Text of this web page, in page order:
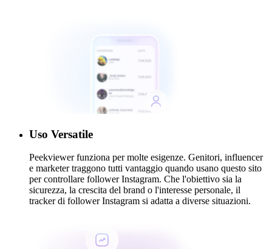
Uso Versatile
Peekviewer funziona per molte esigenze. Genitori, influencer
e marketer traggono tutti vantaggio quando usano questo sito
per controllare follower Instagram. Che l'obiettivo sia la
sicurezza, la crescita del brand o l'interesse personale, il
tracker di follower Instagram si adatta a diverse situazioni.